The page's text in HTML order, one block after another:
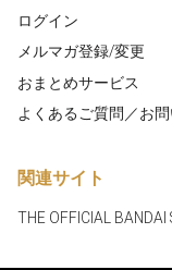
ログイン
メルマガ登録/変更
おまとめサービス
よくあるご質問／お
関連サイト
THE OFFICIAL